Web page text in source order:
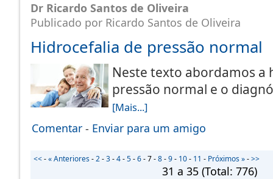
Dr Ricardo Santos de Oliveira
Publicado por Ricardo Santos de Oliveira
Hidrocefalia de pressão normal
Neste texto abordamos a
pressão normal e o
[Mais...]
Comentar - Enviar para um amigo
<<-« Anteriores-2-3-4-5-6-7-8-9- 10- 11 - Próximos »->>
31 a 35 (Total: 776)